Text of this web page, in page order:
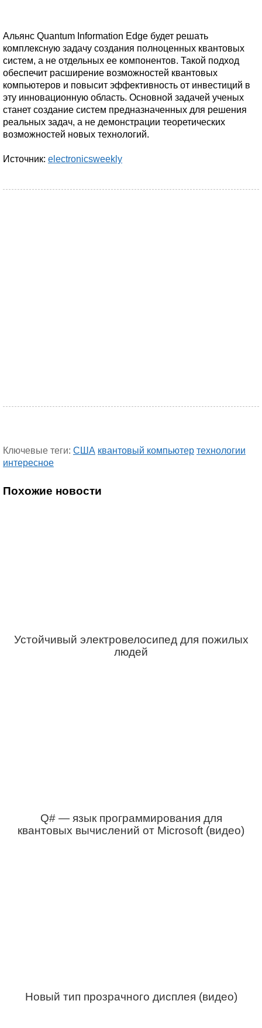
Альянс Quantum Information Edge будет решать
комплексную задачу создания полноценных квантовых
систем, а не отдельных ее компонентов. Такой подход
обеспечит расширение возможностей квантовых
компьютеров и повысит эффективность от инвестиций в
эту инновационную область. Основной задачей ученых
станет создание систем предназначенных для решения
реальных задач, а не демонстрации теоретических
возможностей новых технологий.
Источник: electronicsweekly
Ключевые теги: США квантовый компьютер технологии
интересное
Похожие новости
Устойчивый электровелосипед для пожилых
людей
Q# — язык программирования для
квантовых вычислений от Microsoft (видео)
Новый тип прозрачного дисплея (видео)